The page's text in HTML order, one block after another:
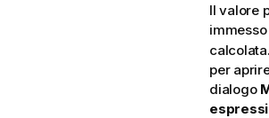
Il valore
per
dialogo